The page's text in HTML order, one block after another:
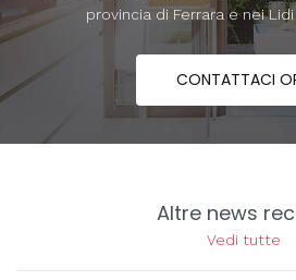
provincia di Ferrara e nei
CONTATTACI
Altre news
Vedi tutte